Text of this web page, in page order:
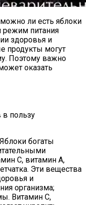
ли есть яблоки
режим питания
здоровья и
продукты могут
Поэтому важно
оказать
в пользу
богаты
C, витамин A,
Эти вещества
и
организма;
Витамин C,